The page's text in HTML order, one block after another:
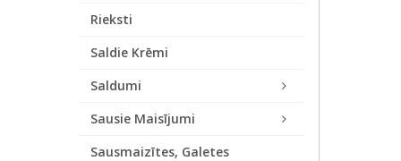
Rieksti
Saldie Krēmi
Saldumi
Sausie Maisījumi
Sausmaizītes, Galetes